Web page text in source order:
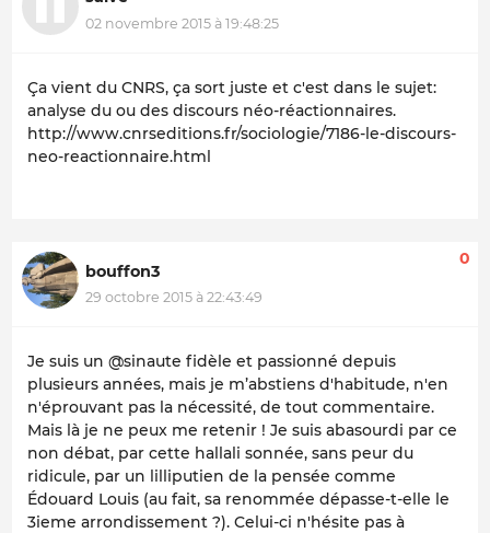
02 novembre 2015 à 19:48:25
Ça vient du CNRS, ça sort juste et c'est dans le sujet:
analyse du ou des discours néo-réactionnaires.
http://www.cnrseditions.fr/sociologie/7186-le-discours-
neo-reactionnaire.html
bouffon3
29 octobre 2015 à 22:43:49
0
Je suis un @sinaute fidèle et passionné depuis
plusieurs années, mais je m’abstiens d'habitude, n'en
n'éprouvant pas la nécessité, de tout commentaire.
Mais là je ne peux me retenir ! Je suis abasourdi par ce
non débat, par cette hallali sonnée, sans peur du
ridicule, par un lilliputien de la pensée comme
Édouard Louis (au fait, sa renommée dépasse-t-elle le
3ieme arrondissement ?). Celui-ci n'hésite pas à